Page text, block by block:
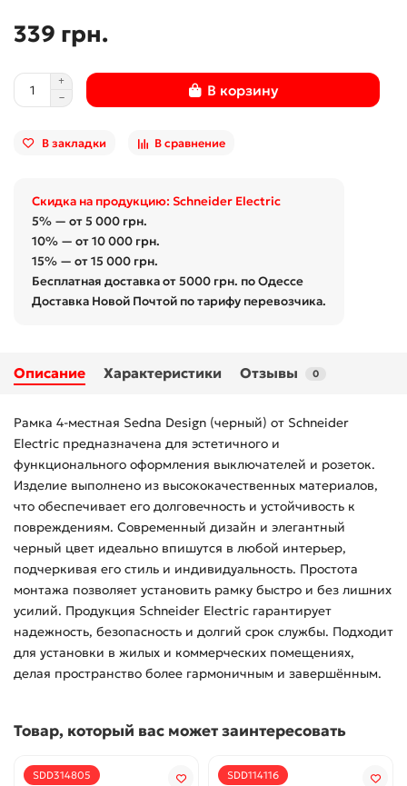
339 грн.
В корзину
В закладки В сравнение
Скидка на продукцию: Schneider Electric
5% — от 5 000 грн.
10% — от 10 000 грн.
15% — от 15 000 грн.
Бесплатная доставка от 5000 грн. по Одессе
Доставка Новой Почтой по тарифу перевозчика.
Описание Характеристики Отзывы 0
Рамка 4-местная Sedna Design (черный) от Schneider
Electric предназначена для эстетичного и
функционального оформления выключателей и розеток.
Изделие выполнено из высококачественных материалов,
что обеспечивает его долговечность и устойчивость к
повреждениям. Современный дизайн и элегантный
черный цвет идеально впишутся в любой интерьер,
подчеркивая его стиль и индивидуальность. Простота
монтажа позволяет установить рамку быстро и без лишних
усилий. Продукция Schneider Electric гарантирует
надежность, безопасность и долгий срок службы. Подходит
для установки в жилых и коммерческих помещениях,
делая пространство более гармоничным и завершённым.
Товар, который вас может заинтересовать
SDD314805 SDD114116